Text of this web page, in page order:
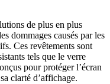
de plus en plus
dommages causés par les
Ces revêtements sont
tels que le verre
pour protéger l’écran
clarté d’affichage.